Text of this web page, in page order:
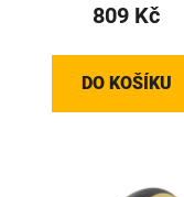
809 Kč
DO KOŠÍKU